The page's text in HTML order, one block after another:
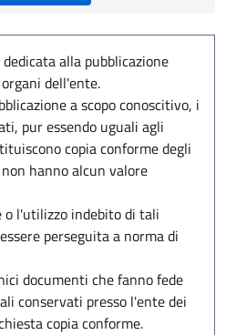
alla pubblicazione
dell'ente.
a scopo conoscitivo, i
pur essendo uguali agli
copia conforme degli
hanno alcun valore
o l'utilizzo indebito di tali
perseguita a norma di
documenti che fanno fede
conservati presso l'ente dei
copia conforme.